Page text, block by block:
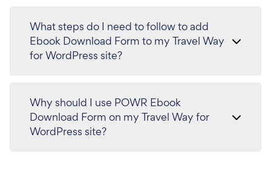
What steps do I need to follow to add
Ebook Download Form to my Travel Way
for WordPress site?
Why should I use POWR Ebook
Download Form on my Travel Way for
WordPress site?